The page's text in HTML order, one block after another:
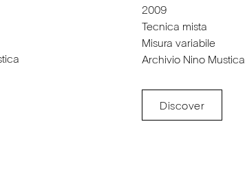
2009
Tecnica mista
Misura variabile
Archivio Nino Mustica
Discover